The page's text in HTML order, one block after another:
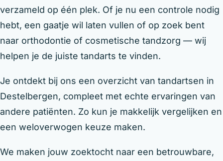
verzameld op één plek. Of je nu een controle nodig
hebt, een gaatje wil laten vullen of op zoek bent
naar orthodontie of cosmetische tandzorg — wij
helpen je de juiste tandarts te vinden.
Je ontdekt bij ons een overzicht van tandartsen in
Destelbergen, compleet met echte ervaringen van
andere patiënten. Zo kun je makkelijk vergelijken en
een weloverwogen keuze maken.
We maken jouw zoektocht naar een betrouwbare,